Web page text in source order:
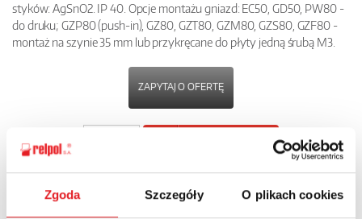
Zgoda Szczegóły O plikach cookies
styków: AgSnO2. IP 40. Opcje montażu gniazd: EC50, GD50, PW80 -
do druku; GZP80 (push-in), GZ80, GZT80, GZM80, GZS80, GZF80 -
montaż na szynie 35 mm lub przykręcane do płyty jedną śrubą M3.
ZAPYTAJ O OFERTĘ
POWRÓT